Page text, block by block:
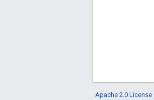
Apache 2.0 License